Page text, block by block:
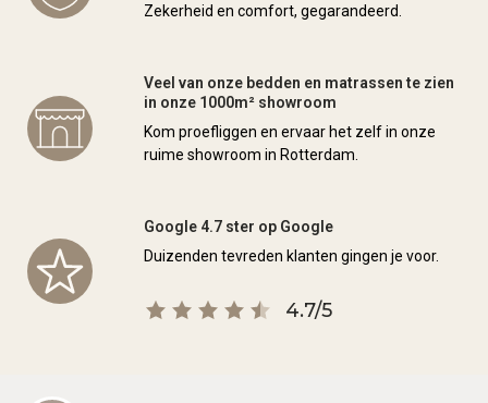
Zekerheid en comfort, gegarandeerd.
Veel van onze bedden en matrassen te zien
in onze 1000m² showroom
Kom proefliggen en ervaar het zelf in onze
ruime showroom in Rotterdam.
Google 4.7 ster op Google
Duizenden tevreden klanten gingen je voor.
4.7/5